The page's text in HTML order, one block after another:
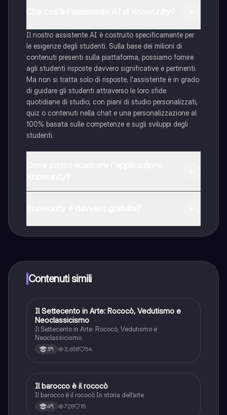
Il nostro assistente AI è costruito specificamente per
le esigenze degli studenti. Sulla base dei milioni di
contenuti presenti sulla piattaforma, possiamo fornire
agli studenti risposte davvero significative e pertinenti.
Ma non si tratta solo di risposte, l'assistente è in grado
di guidare gli studenti attraverso le loro sfide
quotidiane di studio, con piani di studio personalizzati,
quiz o contenuti nella chat e una personalizzazione al
100% basata sulle competenze e sugli sviluppi degli
studenti.
Knowunity Premium, che consente di studiare senza
alcun limite!!
Contenuti simili
Storia dell'arte
Il Settecento in Arte: Rococò, Vedutismo e
Neoclassicismo
Il Settecento in Arte: Rococò, Vedutismo e
Neoclassicismo
3ªl 3,658 54
Storia dell'arte
Il barocco è il rococò
Il barocco è il rococò In storia dell’arte
4ªl 728 15